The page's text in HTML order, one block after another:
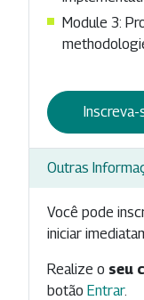
Module 3:
Inscreva-
Outras
Você pode
iniciar
Realize o seu
botão Entrar.